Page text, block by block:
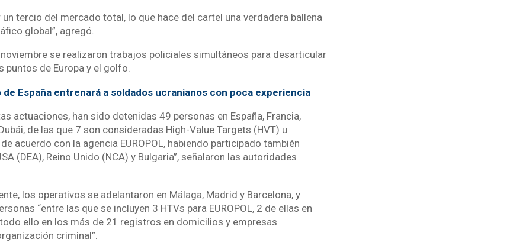
un tercio del mercado total, lo que hace del cartel una verdadera ballena
global”, agregó.
se realizaron trabajos policiales simultáneos para desarticular
puntos de Europa y el golfo.
de España entrenará a soldados ucranianos con poca experiencia
actuaciones, han sido detenidas 49 personas en España, Francia,
de las que 7 son consideradas High-Value Targets (HVT) u
acuerdo con la agencia EUROPOL, habiendo participado también
(DEA), Reino Unido (NCA) y Bulgaria”, señalaron las autoridades
los operativos se adelantaron en Málaga, Madrid y Barcelona, y
“entre las que se incluyen 3 HTVs para EUROPOL, 2 de ellas en
ello en los más de 21 registros en domicilios y empresas
criminal”.